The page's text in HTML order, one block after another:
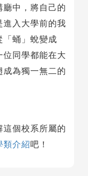
中，將自己的
進入大學前的我
「蛹」蛻變成
位同學都能在大
為獨一無二的
這個校系所屬的
類介紹吧！